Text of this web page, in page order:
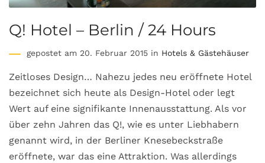
Q! Hotel – Berlin / 24 Hours
gepostet am 20. Februar 2015 in Hotels & Gästehäuser
Zeitloses Design… Nahezu jedes neu eröffnete Hotel
bezeichnet sich heute als Design-Hotel oder legt
Wert auf eine signifikante Innenausstattung. Als vor
über zehn Jahren das Q!, wie es unter Liebhabern
genannt wird, in der Berliner Knesebeckstraße
eröffnete, war das eine Attraktion. Was allerdings